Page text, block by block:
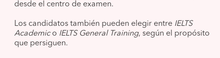
desde el centro de examen.
Los candidatos también pueden elegir entre IELTS
Academico IELTS General Training, según el propósito
que persiguen.